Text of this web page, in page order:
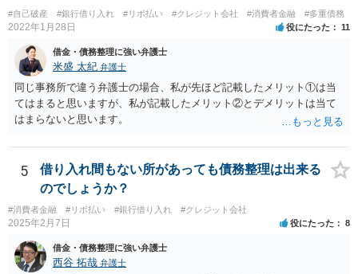
#自己破産 #銀行借り入れ #リボ払い #クレジット会社 #消費者金融 #多重債務
2022年1月28日 役にたった 11
借金・債務整理に強い弁護士
米盛 太紀 弁護士
同じ事務所で違う弁護士の場合、私が先ほど記載したメリット①は当
てはまると思いますが、私が記載したメリット②とデメリットは当て
はまらないと思います。
5
借り入れ間もない所があっても債務整理は出来る
のでしょうか？
#消費者金融 #リボ払い #銀行借り入れ #クレジット会社
2025年2月7日 役にたった 8
借金・債務整理に強い弁護士
西谷 拓哉 弁護士